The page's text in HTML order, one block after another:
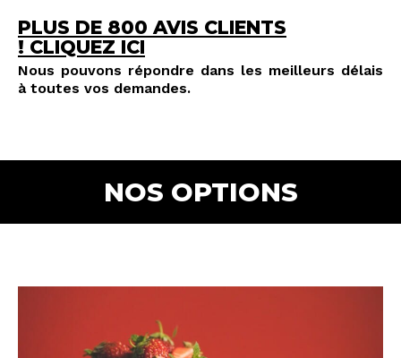
PLUS DE 800 AVIS CLIENTS
! CLIQUEZ ICI
Nous pouvons répondre dans les meilleurs délais
à toutes vos demandes.
NOS OPTIONS